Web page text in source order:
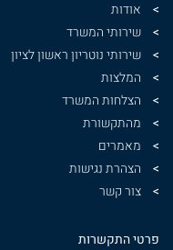
אודות
שירותי המשרד
שירותי נוטריון ראשון לציון
המלצות
הצלחות המשרד
מהתקשורת
מאמרים
הצהרת נגישות
צור קשר
פרטי התקשרות